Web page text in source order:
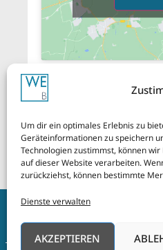
Um dir ein optimales Erlebnis zu
Geräteinformationen zu speichern
Technologien zustimmst, können
auf dieser Website verarbeiten.
zurückziehst, können bestimmte
Dienste verwalten
AKZEPTIEREN